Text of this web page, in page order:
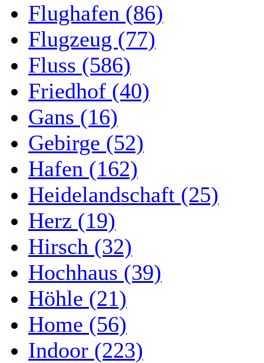
Flughafen (86)
Flugzeug (77)
Fluss (586)
Friedhof (40)
Gans (16)
Gebirge (52)
Hafen (162)
Heidelandschaft (25)
Herz (19)
Hirsch (32)
Hochhaus (39)
Höhle (21)
Home (56)
Indoor (223)